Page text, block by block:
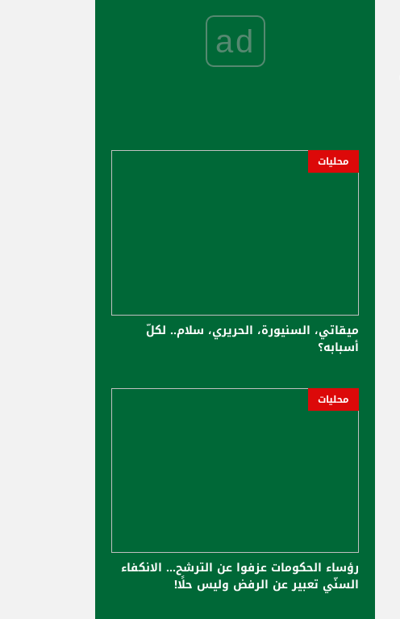
ad
محليات
ميقاتي، السنيورة، الحريري، سلام.. لكلّ
أسبابه؟
محليات
رؤساء الحكومات عزفوا عن الترشح... الانكفاء
السنّي تعبير عن الرفض وليس حلًا!